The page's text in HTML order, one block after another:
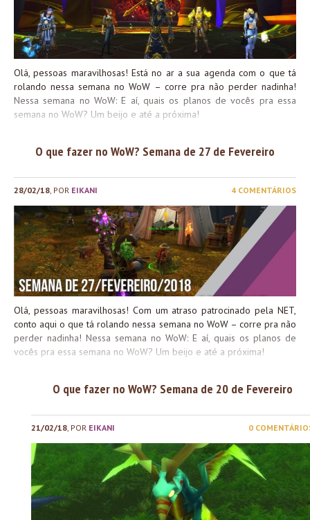
Olá, pessoas maravilhosas! Está no ar a sua agenda com o que tá
rolando nessa semana no WoW – corre pra não perder nadinha!
Nessa semana no WoW: E aí, quais os planos de vocês pra essa
semana no WoW? Um beijo e até a próxima!
O que fazer no WoW? Semana de 27 de Fevereiro
28/02/18, POR EIKANI 4 COMENTÁRIOS
Olá, pessoas maravilhosas! Com um atraso patrocinado pela NET,
conto aqui o que tá rolando nessa semana no WoW – corre pra não
perder nadinha! Nessa semana no WoW: E aí, quais os planos de
vocês pra essa semana no WoW? Um beijo e até a próxima!
O que fazer no WoW? Semana de 20 de Fevereiro
21/02/18 , POR EIKANI 0